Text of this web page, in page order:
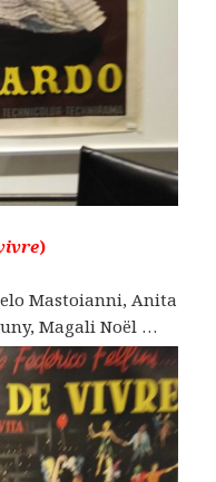
)
Mastoianni, Anita
Magali Noël …